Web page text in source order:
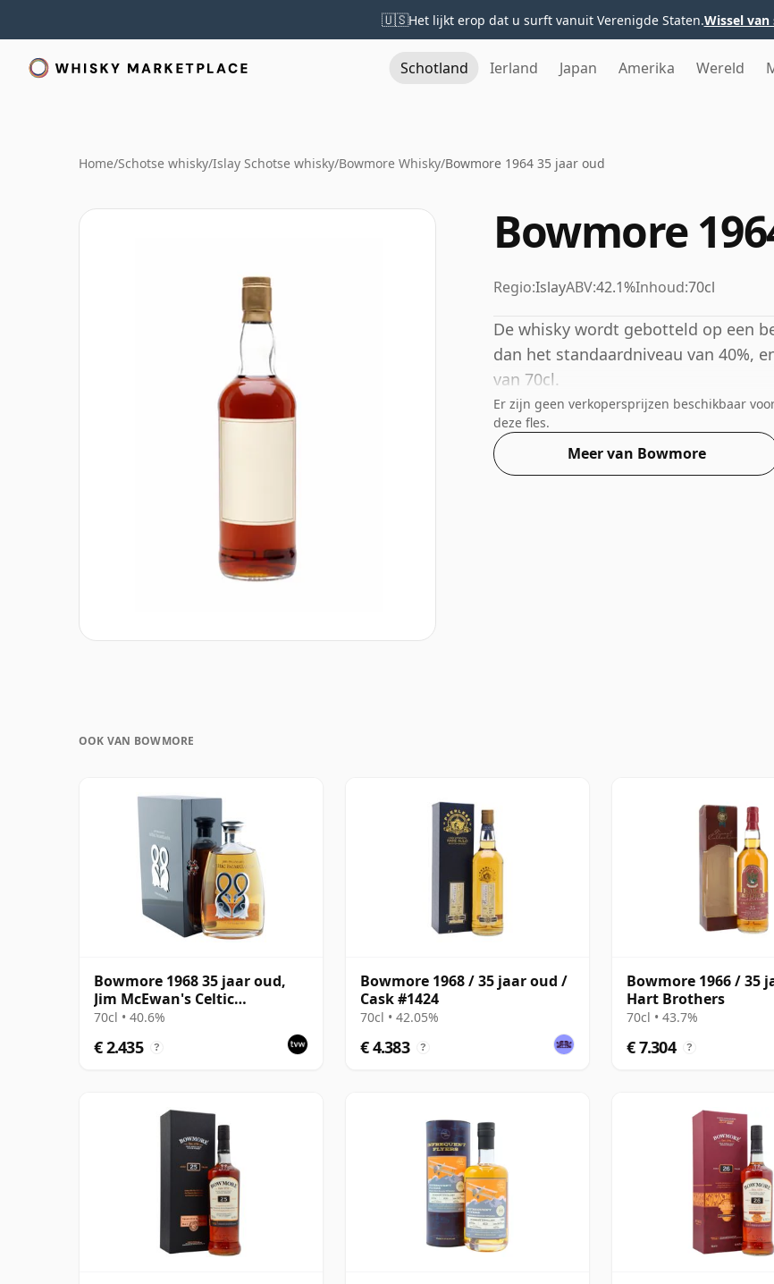
🇺🇸Het lijkt erop dat u surft vanuit Verenigde Staten.Wissel van
Schotland Ierland Japan Amerika Wereld
Home/Schotse whisky/Islay Schotse whisky/Bowmore Whisky/Bowmore 1964 35 jaar oud
Bowmore
Regio:IslayABV:42.1%Inhoud:70cl
De whisky wordt gebotteld op een
dan het standaardniveau van 40%,
van 70cl.
Er zijn geen verkopersprijzen beschikbaar
deze fles.
Meer van Bowmore
OOK VAN BOWMORE
Bowmore 1968 35 jaar oud,
Jim McEwan's Celtic
Heartlands
70cl • 40.6%
€ 2.435 ?
Bowmore 1968 / 35 jaar oud /
Cask #1424
70cl • 42.05%
€ 4.383 ?
Bowmore 1966 / 35
Hart Brothers
70cl • 43.7%
€ 7.304 ?